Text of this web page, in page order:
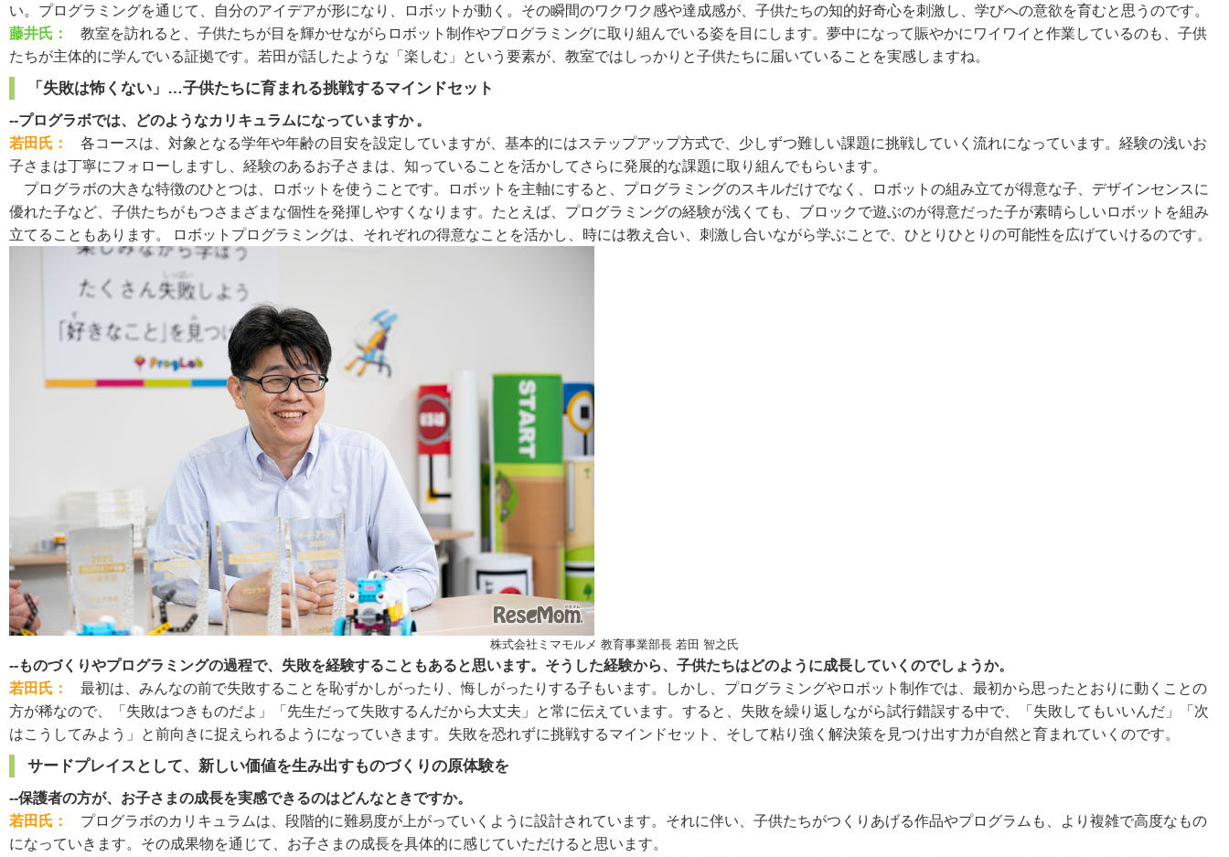
い。プログラミングを通じて、自分のアイデアが形になり、ロボットが動く。その瞬間のワクワク感や達成感が、子供たちの知的好奇心を刺激し、学びへの意欲を育むと思うのです。
藤井氏：
教室を訪れると、子供たちが目を輝かせながらロボット制作やプログラミングに取り組んでいる姿を目にします。夢中になって賑やかにワイワイと作業しているのも、子供
たちが主体的に学んでいる証拠です。若田が話したような「楽しむ」という要素が、教室ではしっかりと子供たちに届いていることを実感しますね。
「失敗は怖くない」…子供たちに育まれる挑戦するマインドセット
--プログラボでは、どのようなカリキュラムになっていますか 。
若田氏：
各コースは、対象となる学年や年齢の目安を設定していますが、基本的にはステップアップ方式で、少しずつ難しい課題に挑戦していく流れになっています。経験の浅いお
子さまは丁寧にフォローしますし、経験のあるお子さまは、知っていることを活かしてさらに発展的な課題に取り組んでもらいます。
プログラボの大きな特徴のひとつは、ロボットを使うことです。ロボットを主軸にすると、プログラミングのスキルだけでなく、ロボットの組み立てが得意な子、デザインセンスに
優れた子など、子供たちがもつさまざまな個性を発揮しやすくなります。たとえば、プログラミングの経験が浅くても、ブロックで遊ぶのが得意だった子が素晴らしいロボットを組み
立てることもあります。 ロボットプログラミングは、それぞれの得意なことを活かし、時には教え合い、刺激し合いながら学ぶことで、ひとりひとりの可能性を広げていけるのです。
株式会社ミマモルメ 教育事業部長 若田 智之氏
--ものづくりやプログラミングの過程で、失敗を経験することもあると思います。そうした経験から、子供たちはどのように成長していくのでしょうか。
若田氏：
最初は、みんなの前で失敗することを恥ずかしがったり、悔しがったりする子もいます。しかし、プログラミングやロボット制作では、最初から思ったとおりに動くことの
方が稀なので、「失敗はつきものだよ」「先生だって失敗するんだから大丈夫」と常に伝えています。すると、失敗を繰り返しながら試行錯誤する中で、「失敗してもいいんだ」「次
はこうしてみよう」と前向きに捉えられるようになっていきます。失敗を恐れずに挑戦するマインドセット、そして粘り強く解決策を見つけ出す力が自然と育まれていくのです。
サードプレイスとして、新しい価値を生み出すものづくりの原体験を
--保護者の方が、お子さまの成長を実感できるのはどんなときですか。
若田氏：
プログラボのカリキュラムは、段階的に難易度が上がっていくように設計されています。それに伴い、子供たちがつくりあげる作品やプログラムも、より複雑で高度なもの
になっていきます。その成果物を通じて、お子さまの成長を具体的に感じていただけると思います。